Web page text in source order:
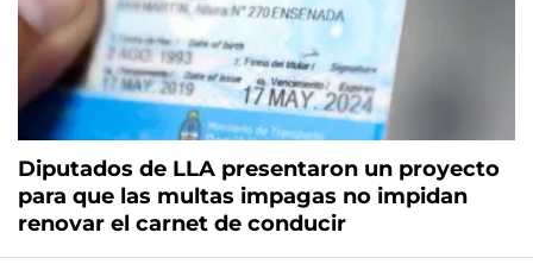
Diputados de LLA presentaron un proyecto
para que las multas impagas no impidan
renovar el carnet de conducir